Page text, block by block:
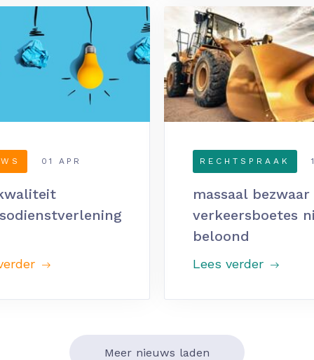
01 APR RECHTSPRAAK
massaal bezwaar
verkeersboetes
beloond
Lees verder
Meer nieuws laden